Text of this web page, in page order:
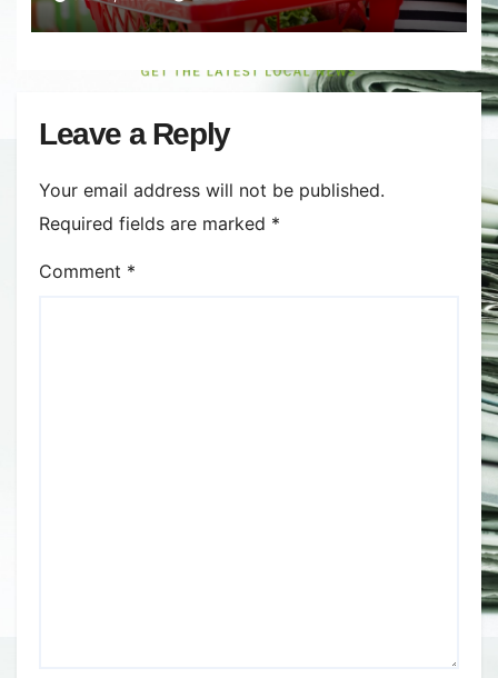
ultima lună, grâul s-a scumpit cel
mai mult (+5,8%), pe fondul
secetei, dar și al temerilor că
războiul din Ucraina va perturba
din nou exporturile prin Marea
Neagră.
Leave a Reply
Your email address will not be published.
Required fields are marked *
Comment *